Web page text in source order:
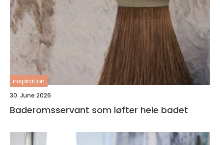
inspiration
30. June 2026
Baderomsservant som løfter hele badet